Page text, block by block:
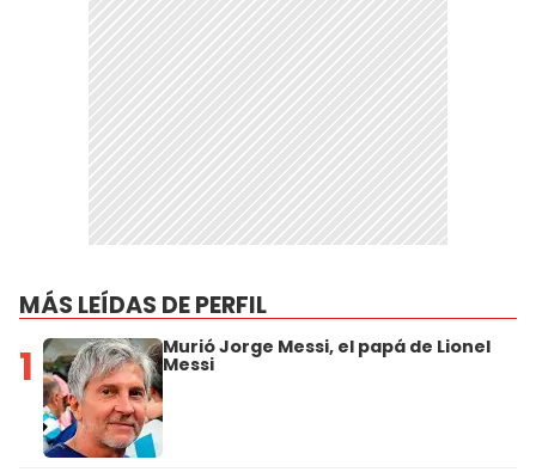
MÁS LEÍDAS DE PERFIL
1 Murió Jorge Messi, el papá de Lionel
Messi